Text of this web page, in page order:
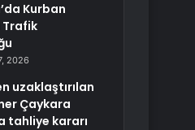
Kurban
Trafik
2026
uzaklaştırılan
Çaykara
tahliye kararı